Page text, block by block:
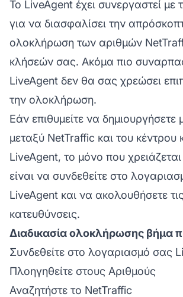
Το LiveAgent έχει συνεργαστεί με
για να διασφαλίσει την
ολοκλήρωση των αριθμών
κλήσεών σας. Ακόμα πιο
LiveAgent δεν θα σας χρεώσει
την ολοκλήρωση.
Εάν επιθυμείτε να δημιουργήσετε
μεταξύ NetTraffic και του κέντρου
LiveAgent, το μόνο που
είναι να συνδεθείτε στο
LiveAgent και να ακολουθήσετε
κατευθύνσεις.
Διαδικασία ολοκλήρωσης βήμα
Συνδεθείτε στο λογαριασμό σας
Πλοηγηθείτε στους Αριθμούς
Αναζητήστε το NetTraffic